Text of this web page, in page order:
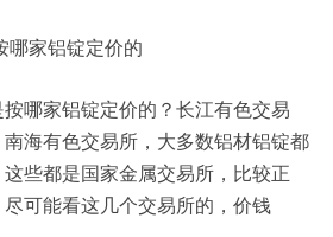
哪家铝锭定价的
哪家铝锭定价的？长江有色交易
海有色交易所，大多数铝材铝锭都
些都是国家金属交易所，比较正
可能看这几个交易所的，价钱